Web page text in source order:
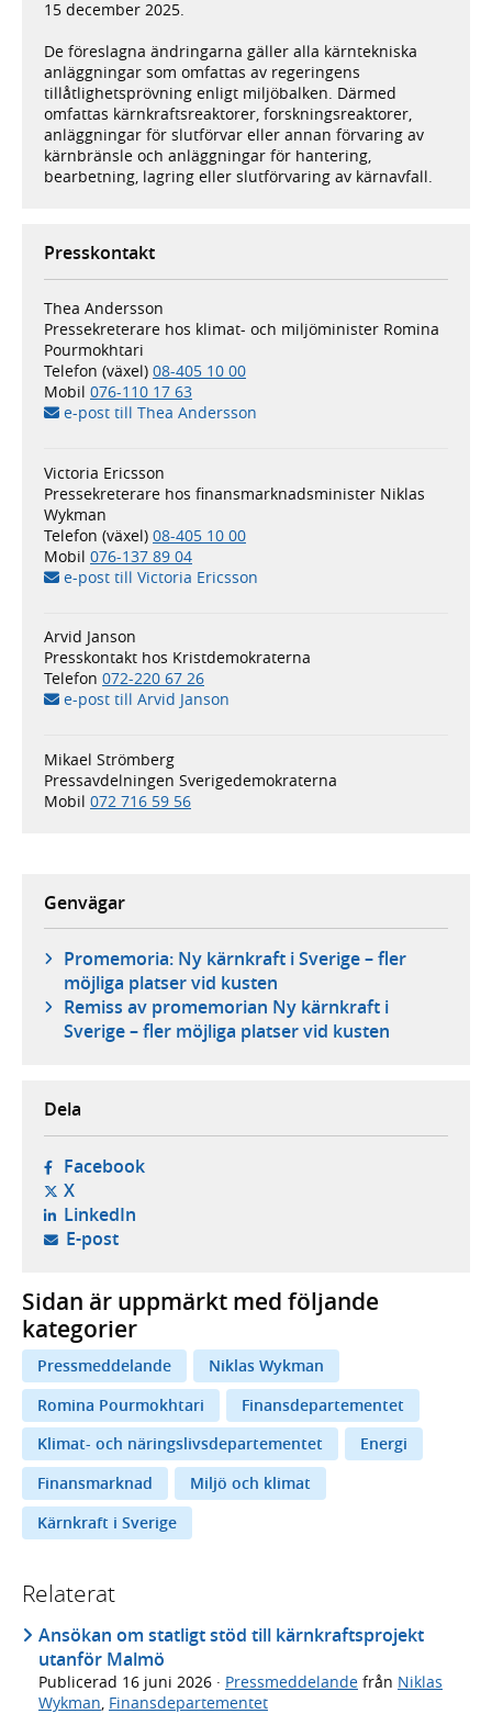
15 december 2025.
De föreslagna ändringarna gäller alla kärntekniska
anläggningar som omfattas av regeringens
tillåtlighetsprövning enligt miljöbalken. Därmed
omfattas kärnkraftsreaktorer, forskningsreaktorer,
anläggningar för slutförvar eller annan förvaring av
kärnbränsle och anläggningar för hantering,
bearbetning, lagring eller slutförvaring av kärnavfall.
Presskontakt
Thea Andersson
Pressekreterare hos klimat- och miljöminister Romina
Pourmokhtari
Telefon (växel) 08-405 10 00
Mobil 076-110 17 63
e-post till Thea Andersson
Victoria Ericsson
Pressekreterare hos finansmarknadsminister Niklas
Wykman
Telefon (växel) 08-405 10 00
Mobil 076-137 89 04
e-post till Victoria Ericsson
Arvid Janson
Presskontakt hos Kristdemokraterna
Telefon 072-220 67 26
e-post till Arvid Janson
Mikael Strömberg
Pressavdelningen Sverigedemokraterna
Mobil 072 716 59 56
Genvägar
Promemoria: Ny kärnkraft i Sverige – fler
möjliga platser vid kusten
Remiss av promemorian Ny kärnkraft i
Sverige – fler möjliga platser vid kusten
Dela
Facebook- öppnas i ny flik, extern webbplats,
X- öppnas i ny flik, extern webbplats,
LinkedIn- öppnas i ny flik, extern webbplats,
E-post- öppnar din e-postklient,
Sidan är uppmärkt med följande
kategorier
Pressmeddelande
Niklas Wykman
Romina Pourmokhtari
Finansdepartementet
Klimat- och näringslivsdepartementet
Energi
Finansmarknad
Miljö och klimat
Kärnkraft i Sverige
Relaterat
Ansökan om statligt stöd till kärnkraftsprojekt
utanför Malmö
Publicerad 16 juni 2026 · Pressmeddelande från Niklas
Wykman Finansdepartementet